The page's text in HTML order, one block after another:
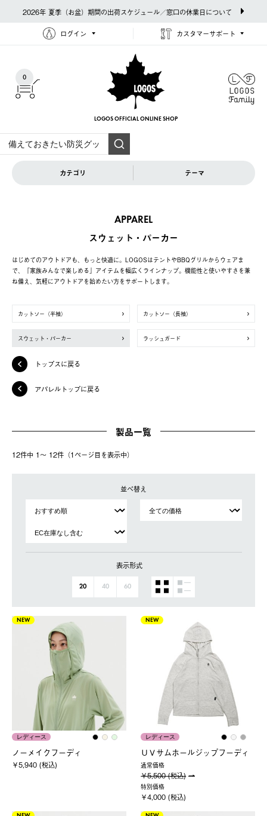
2026年 夏季（お盆）期間の出荷スケジュール／窓口の休業日について
ログイン カスタマーサポート
0
LOGOS OFFICIAL ONLINE SHOP
カテゴリ テーマ
APPAREL
スウェット・パーカー
はじめてのアウトドアも、もっと快適に。LOGOSはテントやBBQグリルからウェアま
で、「家族みんなで楽しめる」アイテムを幅広くラインナップ。機能性と使いやすさを兼
ね備え、気軽にアウトドアを始めたい方をサポートします。
カットソー（半袖） カットソー（長袖）
スウェット・パーカー ラッシュガード
トップスに戻る
アパレルトップに戻る
製品一覧
12件中 1〜 12件（1ページ⽬を表⽰中）
並べ替え
表示形式
20 40 60
NEW
レディース
ノーメイクフーディ
￥5,940 (税込)
NEW
レディース
ＵＶサムホールジップフーディ
通常価格
￥5,500 (税込)
特別価格
￥4,000 (税込)